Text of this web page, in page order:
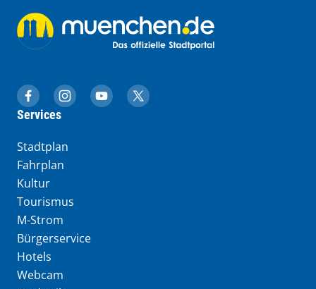
muenchen.de auf Facebook
muenchen.de auf Instagram
muenchen.de auf YouTube
muenchen.de auf X
Services
Stadtplan
Fahrplan
Kultur
Tourismus
M-Strom
Bürgerservice
Hotels
Webcam